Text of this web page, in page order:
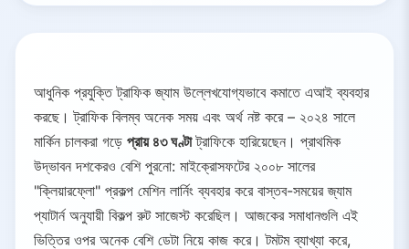
আধুনিক প্রযুক্তি ট্রাফিক জ্যাম উল্লেখযোগ্যভাবে কমাতে এআই ব্যবহার
করছে। ট্রাফিক বিলম্ব অনেক সময় এবং অর্থ নষ্ট করে – ২০২৪ সালে
মার্কিন চালকরা গড়ে প্রায় ৪৩ ঘণ্টাট্রাফিকে হারিয়েছেন। প্রাথমিক
উদ্ভাবন দশকেরও বেশি পুরনো: মাইক্রোসফটের ২০০৮ সালের
"ক্লিয়ারফ্লো" প্রকল্প মেশিন লার্নিং ব্যবহার করে বাস্তব-সময়ের জ্যাম
প্যাটার্ন অনুযায়ী বিকল্প রুট সাজেস্ট করেছিল। আজকের সমাধানগুলি এই
ভিত্তির ওপর অনেক বেশি ডেটা নিয়ে কাজ করে। টমটম ব্যাখ্যা করে,